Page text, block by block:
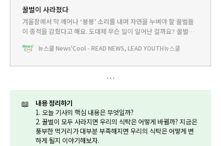
꿀벌이 사라졌다
겨울잠에서 막 깨어나 ‘붕붕’ 소리를 내며 자연을 누벼야 할 꿀벌들
이 종적을 감췄다고 해요. 도대체 무슨 일이 일어난 걸까요? 꿀벌이
뉴스쿨 News'Cool - READ NEWS, LEAD YOUTH뉴스쿨
📖
내용 정리하기
1. 오늘 기사의 핵심 내용은 무엇일까?
2. 꿀벌이 모두 사라지면 우리의 식탁은 어떻게 바뀔까? 지금은
풍부한 먹거리가 대부분 부족해지면 우리의 식탁은 어떻게 변
하게 될지 이야기해보자.